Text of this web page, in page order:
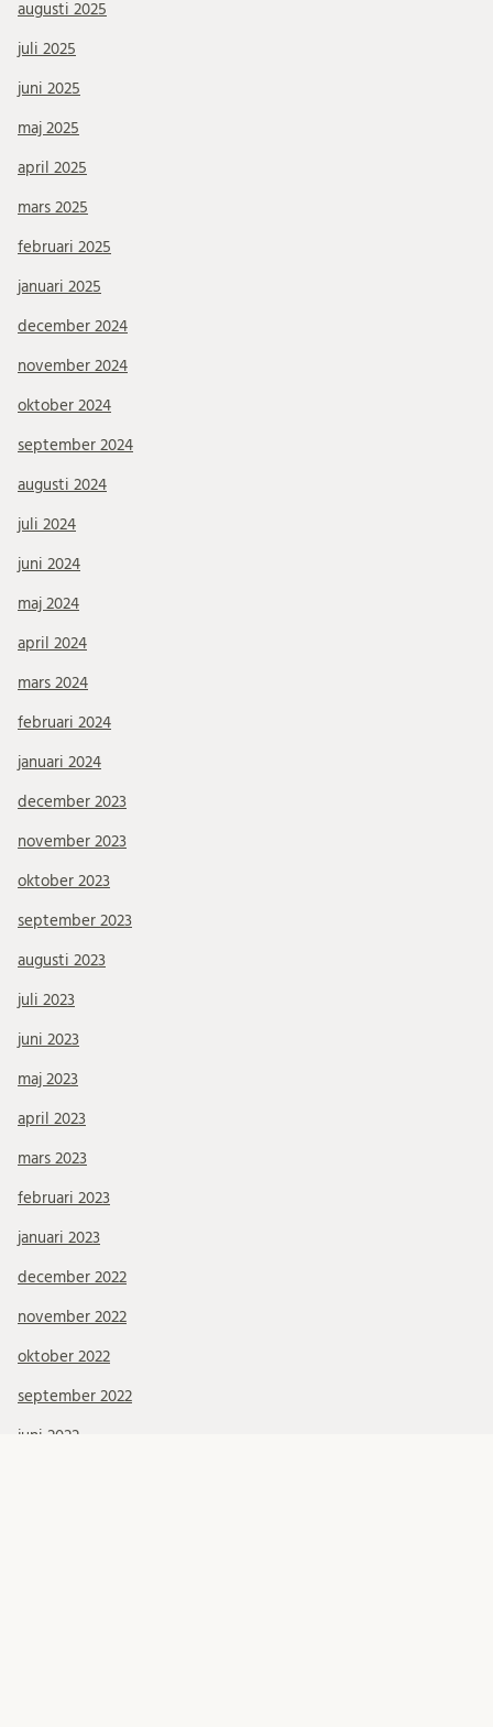
augusti 2025
juli 2025
juni 2025
maj 2025
april 2025
mars 2025
februari 2025
januari 2025
december 2024
november 2024
oktober 2024
september 2024
augusti 2024
juli 2024
juni 2024
maj 2024
april 2024
mars 2024
februari 2024
januari 2024
december 2023
november 2023
oktober 2023
september 2023
augusti 2023
juli 2023
juni 2023
maj 2023
april 2023
mars 2023
februari 2023
januari 2023
december 2022
november 2022
oktober 2022
september 2022
juni 2022